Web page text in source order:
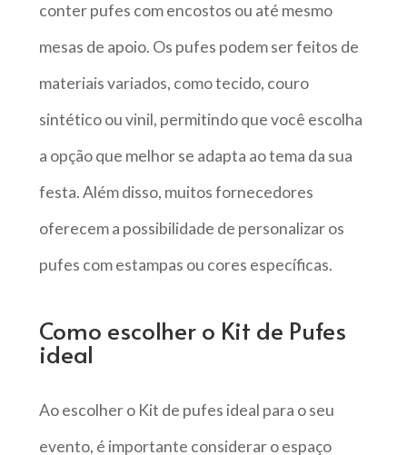
conter pufes com encostos ou até mesmo
mesas de apoio. Os pufes podem ser feitos de
materiais variados, como tecido, couro
sintético ou vinil, permitindo que você escolha
a opção que melhor se adapta ao tema da sua
festa. Além disso, muitos fornecedores
oferecem a possibilidade de personalizar os
pufes com estampas ou cores específicas.
Como escolher o Kit de Pufes
ideal
Ao escolher o Kit de pufes ideal para o seu
evento, é importante considerar o espaço